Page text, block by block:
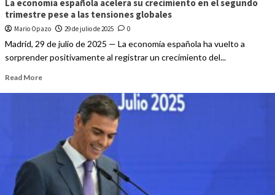
La economía española acelera su crecimiento en el segundo
trimestre pese a las tensiones globales
Mario Opazo 29 de julio de 2025 0
Madrid, 29 de julio de 2025 — La economía española ha vuelto a
sorprender positivamente al registrar un crecimiento del...
Read More